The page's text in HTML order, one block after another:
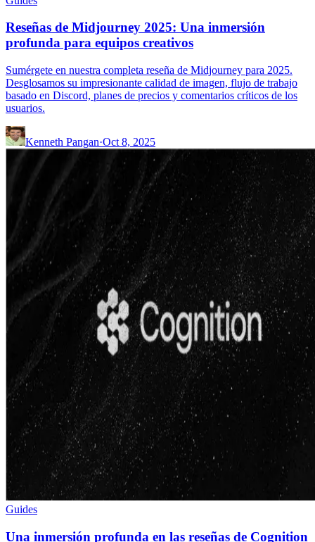
Reseñas de Midjourney 2025: Una inmersión
profunda para equipos creativos
Sumérgete en nuestra completa reseña de Midjourney para 2025.
Desglosamos su impresionante calidad de imagen, flujo de trabajo
basado en Discord, planes de precios y comentarios críticos de los
usuarios.
Kenneth Pangan·Oct 8, 2025
Guides
Una inmersión profunda en las reseñas de Cognition